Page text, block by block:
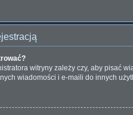
witryny zależy czy, aby pisać
wiadomości i e-maili do innych